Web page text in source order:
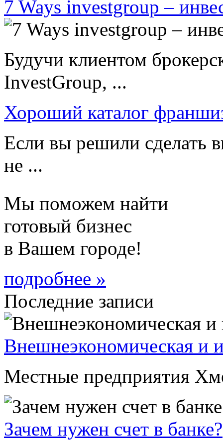
7 Ways investgroup –
Будучи клиентом
InvestGroup, ...
Хороший каталог
Если вы решили сделать
не ...
Мы поможем найти
готовый бизнес
в Вашем городе!
подробнее »
Последние записи
Внешнеэкономическая и
Местные предприятия
Зачем нужен счет в банке?